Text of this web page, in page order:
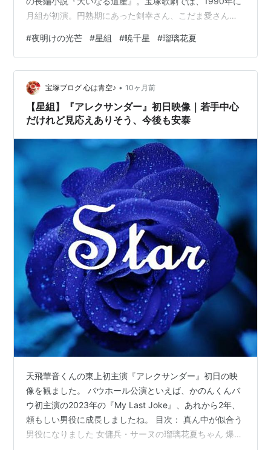
月組が初演。円熟期にあった剣幸さん、こだま愛さんの
(ウィキペディア)』 月組初演：大いなる遺産 (宝塚歌劇) -
Wikipedia 孤児からジェントルマンへ 今回、星組で『夜
明けの光芒』として再演しました。主演は暁千星さん、
ヒロイン役は瑠璃花夏さんです。 脚色・演出は宝塚歌劇
団座付き作家が担当し、物語の大筋は…
#夜明けの光芒 #星組 #暁千星 #瑠璃花夏
宝塚ブログ 心は青空♪ • 10ヶ月前
【星組】『アレクサンダー』初日映像｜若手中心
だけれど見応えありそう、今後も安泰
天飛華音くんの東上初主演『アレクサンダー』初日の映
像を観ました。 バウホール公演といえば、かのんくんバ
ウ初主演の2023年の『My Last Joke』、あれから2年、
頼もしい男役に成長しましたね。 目次： 真ん中が似合う
男役になりました 女傭兵・サーヌの瑠璃花夏ちゃん 爆あ